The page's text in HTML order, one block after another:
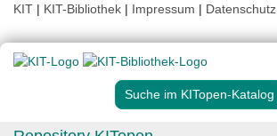
KIT | KIT-Bibliothek | Impressum | Datenschutz
Suche im KITopen-Katalog